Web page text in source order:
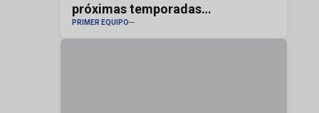
próximas temporadas
#realzaragoza
PRIMER EQUIPO